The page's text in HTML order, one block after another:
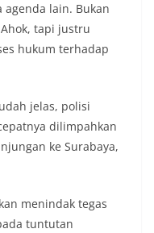
agenda lain. Bukan
tapi justru
hukum terhadap
jelas, polisi
dilimpahkan
ke Surabaya,
menindak tegas
tuntutan